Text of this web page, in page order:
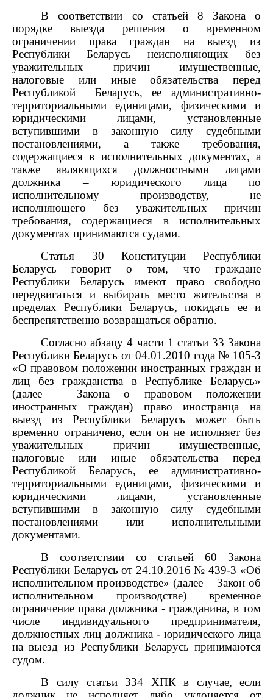
В соответствии со статьей 8 Закона о
порядке выезда решения о временном
ограничении права граждан на выезд из
Республики Беларусь неисполняющих без
уважительных причин имущественные,
налоговые или иные обязательства перед
Республикой Беларусь, ее административно-
территориальными единицами, физическими и
юридическими лицами, установленные
вступившими в законную силу судебными
постановлениями, а также требования,
содержащиеся в исполнительных документах, а
также являющихся должностными лицами
должника – юридического лица по
исполнительному производству, не
исполняющего без уважительных причин
требования, содержащиеся в исполнительных
документах принимаются судами.
Статья 30 Конституции Республики
Беларусь говорит о том, что граждане
Республики Беларусь имеют право свободно
передвигаться и выбирать место жительства в
пределах Республики Беларусь, покидать ее и
беспрепятственно возвращаться обратно.
Согласно абзацу 4 части 1 статьи 33 Закона
Республики Беларусь от 04.01.2010 года № 105-3
«О правовом положении иностранных граждан и
лиц без гражданства в Республике Беларусь»
(далее – Законао правовом положении
иностранных граждан) право иностранца на
выезд из Республики Беларусь может быть
временно ограничено, если он не исполняет без
уважительных причин имущественные,
налоговые или иные обязательства перед
Республикой Беларусь, ее административно-
территориальными единицами, физическими и
юридическими лицами, установленные
вступившими в законную силу судебными
постановлениями или исполнительными
документами.
В соответствии со статьей 60 Закона
Республики Беларусь от 24.10.2016 № 439-3 «Об
исполнительном производстве» (далее – Закон об
исполнительном производстве) временное
ограничение права должника - гражданина, в том
числе индивидуального предпринимателя,
должностных лиц должника - юридического лица
на выезд из Республики Беларусь принимаются
судом.
В силу статьи 334 ХПК в случае, если